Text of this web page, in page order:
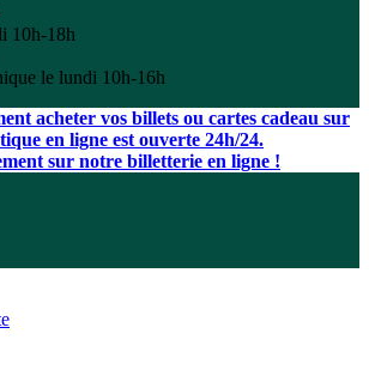
10h-18h
le lundi 10h-16h
acheter vos billets ou cartes cadeau sur
en ligne est ouverte 24h/24.
sur notre billetterie en ligne !